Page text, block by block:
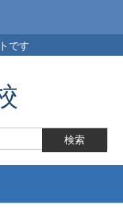
です